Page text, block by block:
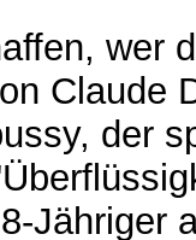
wer
Claude
der
Jähriger